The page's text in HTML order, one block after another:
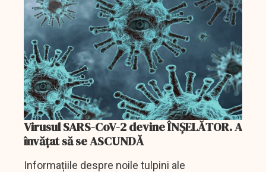
anunțat...
Virusul SARS-CoV-2 devine ÎNȘELĂTOR. A
învățat să se ASCUNDĂ
Informațiile despre noile tulpini ale